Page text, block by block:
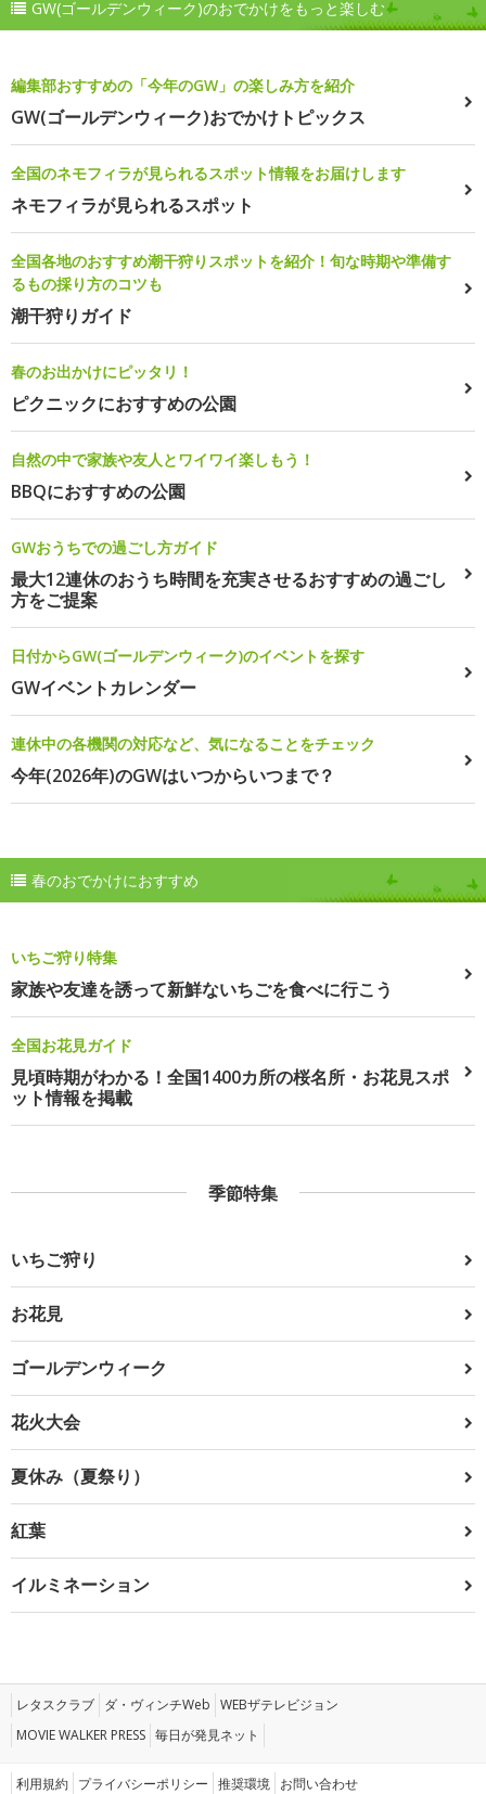
GW(ゴールデンウィーク)のおでかけをもっと楽しむ
編集部おすすめの「今年のGW」の楽しみ方を紹介
GW(ゴールデンウィーク)おでかけトピックス
全国のネモフィラが見られるスポット情報をお届けします
ネモフィラが見られるスポット
全国各地のおすすめ潮干狩りスポットを紹介！旬な時期や準備す
るもの採り方のコツも
潮干狩りガイド
春のお出かけにピッタリ！
ピクニックにおすすめの公園
自然の中で家族や友人とワイワイ楽しもう！
BBQにおすすめの公園
GWおうちでの過ごし方ガイド
最大12連休のおうち時間を充実させるおすすめの過ごし
方をご提案
日付からGW(ゴールデンウィーク)のイベントを探す
GWイベントカレンダー
連休中の各機関の対応など、気になることをチェック
今年(2026年)のGWはいつからいつまで？
春のおでかけにおすすめ
いちご狩り特集
家族や友達を誘って新鮮ないちごを食べに行こう
全国お花見ガイド
見頃時期がわかる！全国1400カ所の桜名所・お花見スポ
ット情報を掲載
季節特集
いちご狩り
お花見
ゴールデンウィーク
花火大会
夏休み（夏祭り）
紅葉
イルミネーション
レタスクラブ ダ・ヴィンチWeb WEBザテレビジョン
MOVIE WALKER PRESS 毎日が発見ネット
利用規約 プライバシーポリシー 推奨環境 お問い合わせ